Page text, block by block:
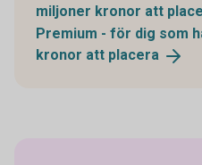
miljoner kronor att
Premium - för dig som
kronor att placera